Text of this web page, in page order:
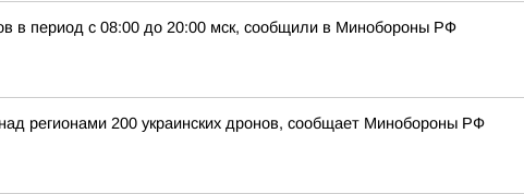
в период с 08:00 до 20:00 мск, сообщили в Минобороны РФ
регионами 200 украинских дронов, сообщает Минобороны РФ